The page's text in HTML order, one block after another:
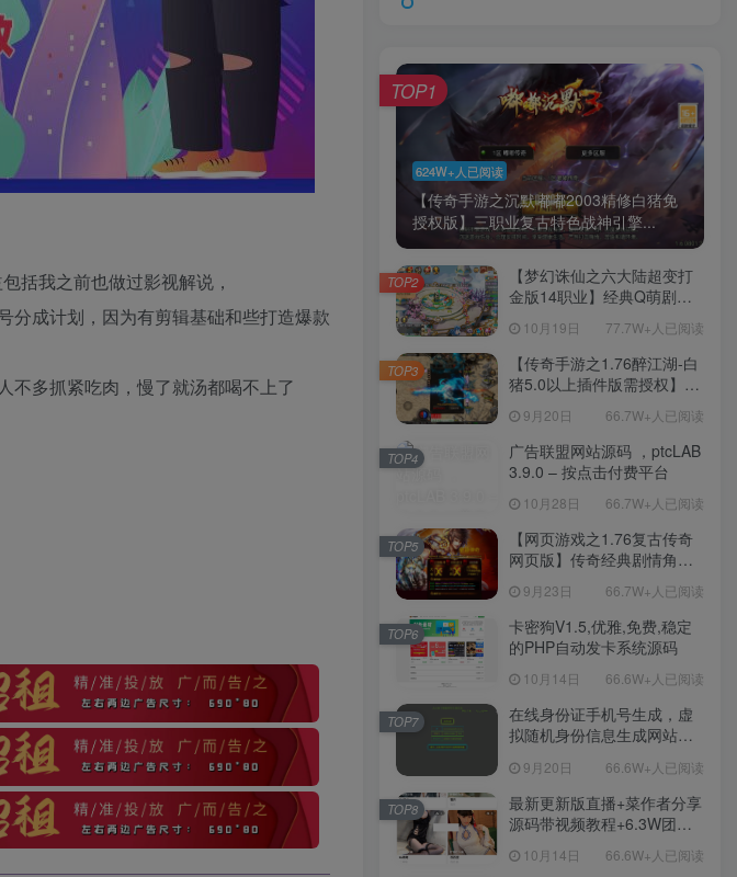
括我之前也做过影视解说，
分成计划，因为有剪辑基础和些打造爆款
不多抓紧吃肉，慢了就汤都喝不上了
624W+人已阅读
【传奇手游之沉默嘟嘟2003精修白猪免
授权版】三职业复古特色战神引擎...
TOP1
【梦幻诛仙之六大陆超变打
金版14职业】经典Q萌剧情
Linux服务端源码视频架设教
程-新版多功能GM网页后台
工具-安卓苹果IOS双端版
本！
10月19日 77.7W+人已阅读
TOP2
【传奇手游之1.76醉江湖-白
猪5.0以上插件版需授权】三
手游-Win服务端源码视频架
设教程-新版GM多功能网页
授权物品后台-九层妖塔-法宠
直冲网页后台-安卓苹果IOS
双端版本！
9月20日 66.7W+人已阅读
TOP3
广告联盟网站源码 ，ptcLAB
3.9.0 – 按点击付费平台
10月28日 66.7W+人已阅读
TOP4
【网页游戏之1.76复古传奇
网页版】传奇经典剧情角色
扮演网页游戏-一键单机-打包
Win服务端源码视频架设教
程！
9月23日 66.7W+人已阅读
TOP5
卡密狗V1.5,优雅,免费,稳定
的PHP自动发卡系统源码
10月14日 66.6W+人已阅读
TOP6
在线身份证手机号生成，虚
拟随机身份信息生成网站源
9月20日 66.6W+人已阅读
TOP7
最新更新版直播+菜作者分享
源码带视频教程+6.3W团购
【源码+教程】
10月14日 66.6W+人已阅读
TOP8